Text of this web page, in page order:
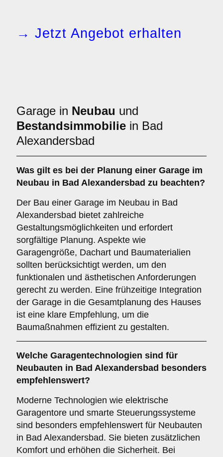
→ Jetzt Angebot erhalten
Garage in Neubau und
Bestandsimmobilie in Bad
Alexandersbad
Was gilt es bei der Planung einer Garage im
Neubau in Bad Alexandersbad zu beachten?
Der Bau einer Garage im Neubau in Bad
Alexandersbad bietet zahlreiche
Gestaltungsmöglichkeiten und erfordert
sorgfältige Planung. Aspekte wie
Garagengröße, Dachart und Baumaterialien
sollten berücksichtigt werden, um den
funktionalen und ästhetischen Anforderungen
gerecht zu werden. Eine frühzeitige Integration
der Garage in die Gesamtplanung des Hauses
ist eine klare Empfehlung, um die
Baumaßnahmen effizient zu gestalten.
Welche Garagentechnologien sind für
Neubauten in Bad Alexandersbad besonders
empfehlenswert?
Moderne Technologien wie elektrische
Garagentore und smarte Steuerungssysteme
sind besonders empfehlenswert für Neubauten
in Bad Alexandersbad. Sie bieten zusätzlichen
Komfort und erhöhen die Sicherheit. Bei